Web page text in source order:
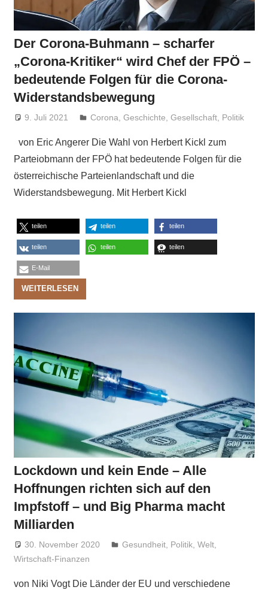
Der Corona-Buhmann – scharfer
„Corona-Kritiker“ wird Chef der FPÖ –
bedeutende Folgen für die Corona-
Widerstandsbewegung
9. Juli 2021 Niki Vogt
Corona ,Geschichte ,Gesellschaft Politik
von Eric Angerer Die Wahl von Herbert Kickl zum
Parteiobmann der FPÖ hat bedeutende Folgen für die
österreichische Parteienlandschaft und die
Widerstandsbewegung. Mit Herbert Kickl
teilen teilen teilen
teilen teilen teilen
E-Mail
WEITERLESEN
Lockdown und kein Ende – Alle
Hoffnungen richten sich auf den
Impfstoff – und Big Pharma macht
Milliarden
30. November 2020 Niki Vogt
Gesundheit Politik ,Welt
Wirtschaft-Finanzen
von Niki Vogt Die Länder der EU und verschiedene